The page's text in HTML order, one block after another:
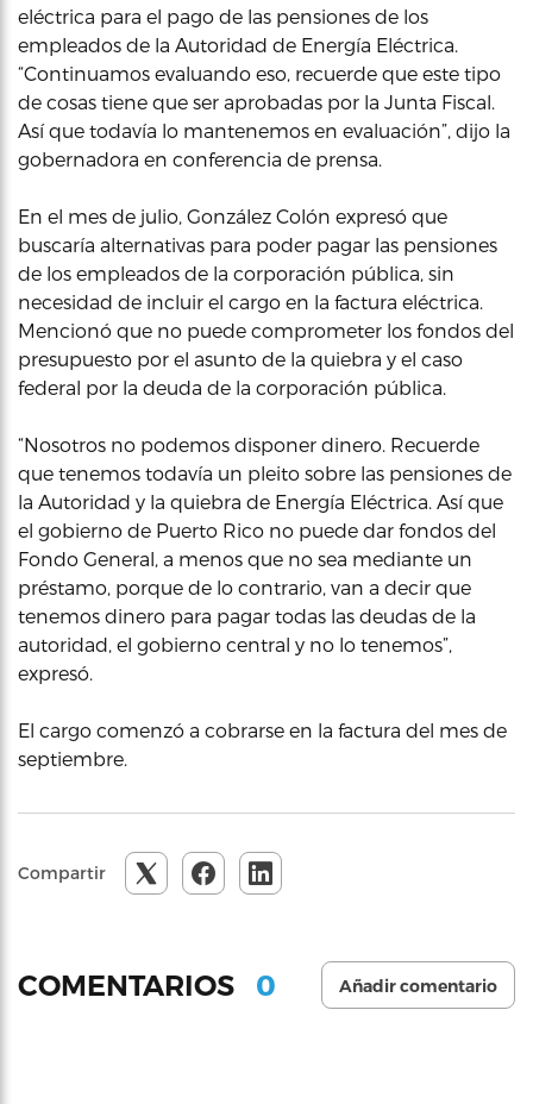
eléctrica para el pago de las pensiones de los
empleados de la Autoridad de Energía Eléctrica.
“Continuamos evaluando eso, recuerde que este tipo
de cosas tiene que ser aprobadas por la Junta Fiscal.
Así que todavía lo mantenemos en evaluación”, dijo la
gobernadora en conferencia de prensa.
En el mes de julio, González Colón expresó que
buscaría alternativas para poder pagar las pensiones
de los empleados de la corporación pública, sin
necesidad de incluir el cargo en la factura eléctrica.
Mencionó que no puede comprometer los fondos del
presupuesto por el asunto de la quiebra y el caso
federal por la deuda de la corporación pública.
“Nosotros no podemos disponer dinero. Recuerde
que tenemos todavía un pleito sobre las pensiones de
la Autoridad y la quiebra de Energía Eléctrica. Así que
el gobierno de Puerto Rico no puede dar fondos del
Fondo General, a menos que no sea mediante un
préstamo, porque de lo contrario, van a decir que
tenemos dinero para pagar todas las deudas de la
autoridad, el gobierno central y no lo tenemos”,
expresó.
El cargo comenzó a cobrarse en la factura del mes de
septiembre.
Compartir
COMENTARIOS 0 Añadir comentario